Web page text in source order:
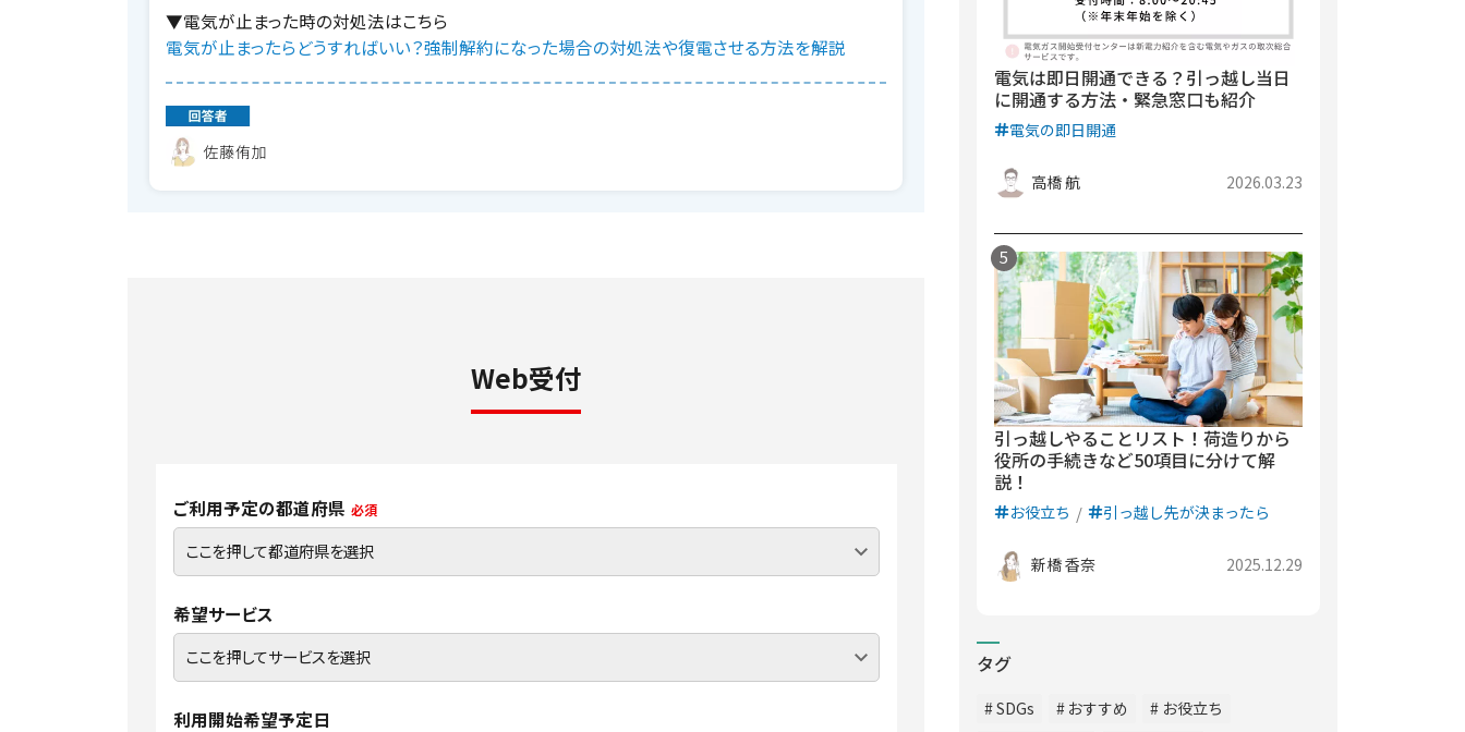
▼電気が止まった時の対処法はこちら
電気が止まったらどうすればいい？強制解約になった場合の対処法や復電させる方法を解説
Web受付
ご利用予定の都道府県 必須
希望サービス
利用開始希望予定日
電気は即日開通できる？引っ越し当日
に開通する方法・緊急窓口も紹介
電気の即日開通
高橋 航 2026.03.23
引っ越しやることリスト！荷造りから
役所の手続きなど50項目に分けて解
説！
お役立ち 引っ越し先が決まったら
新橋 香奈 2025.12.29
タグ
SDGs おすすめ
お役立ち